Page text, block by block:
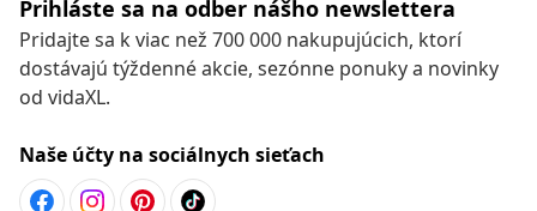
Prihláste sa na odber nášho newslettera
Pridajte sa k viac než 700 000 nakupujúcich, ktorí
dostávajú týždenné akcie, sezónne ponuky a novinky
od vidaXL.
Naše účty na sociálnych sieťach